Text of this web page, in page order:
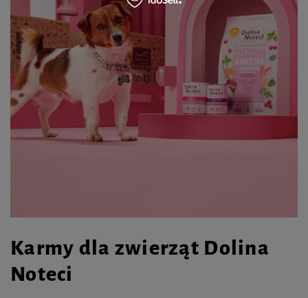
Karmy dla zwierząt Dolina
Noteci